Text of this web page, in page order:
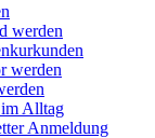
werden
werden
Alltag
Anmeldung